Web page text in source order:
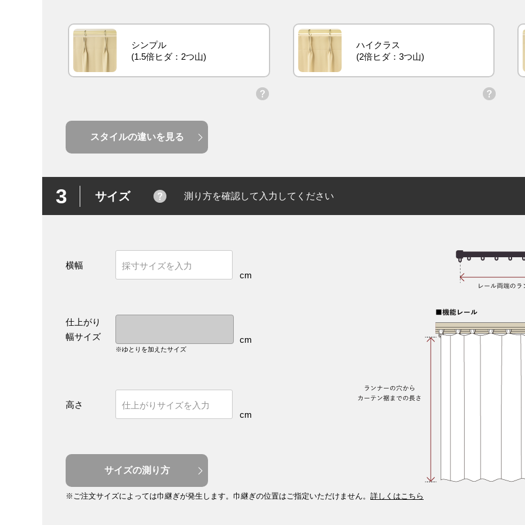
シンプル ハイクラス
スタイルの違いを見る
3 サイズ 測り方を確認して入力してください
横幅
cm
仕上がり
幅サイズ
cm
※ゆとりを加えたサイズ
高さ
cm
サイズの測り方
※ご注文サイズによっては巾継ぎが発生します。 巾継ぎの位置はご指定いただけません。 詳しくはこちら